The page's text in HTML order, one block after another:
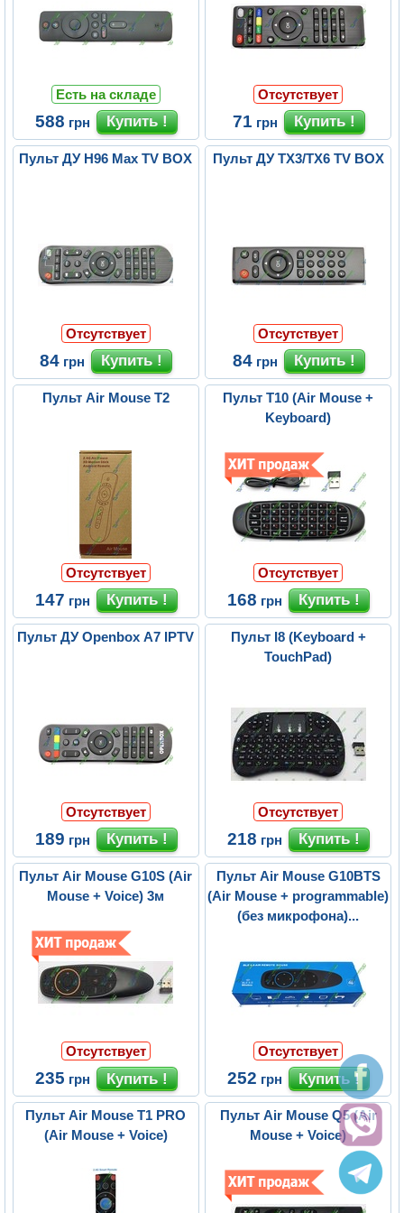
Есть на складе
588 грн
Отсутствует
71 грн
Пульт ДУ H96 Max TV BOX
Отсутствует
84 грн
Пульт ДУ TX3/TX6 TV BOX
Отсутствует
84 грн
Пульт Air Mouse T2
Отсутствует
147 грн
Пульт T10 (Air Mouse +
Keyboard)
Отсутствует
168 грн
Пульт ДУ Openbox A7 IPTV
Отсутствует
189 грн
Пульт I8 (Keyboard +
TouchPad)
Отсутствует
218 грн
Пульт Air Mouse G10S (Air
Mouse + Voice) 3м
Отсутствует
235 грн
Пульт Air Mouse G10BTS
(Air Mouse + programmable)
(без микрофона)...
Отсутствует
252 грн
Пульт Air Mouse T1 PRO
(Air Mouse + Voice)
Пульт Air Mouse Q5 (Air
Mouse + Voice)